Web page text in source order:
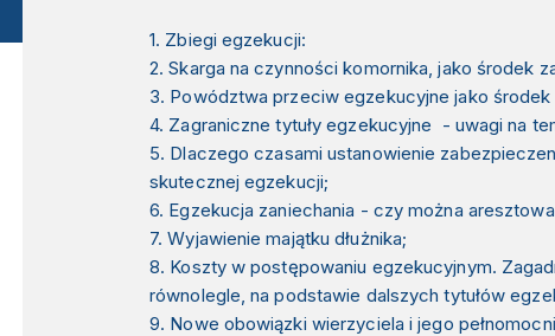
1. Zbiegi egzekucji:
2. Skarga na czynności komornika, jako środek
3. Powództwa przeciw egzekucyjne jako
4. Zagraniczne tytuły egzekucyjne - uwagi na
5. Dlaczego czasami ustanowienie
skutecznej egzekucji;
6. Egzekucja zaniechania - czy można
7. Wyjawienie majątku dłużnika;
8. Koszty w postępowaniu egzekucyjnym.
równolegle, na podstawie dalszych tytułów
9. Nowe obowiązki wierzyciela i jego